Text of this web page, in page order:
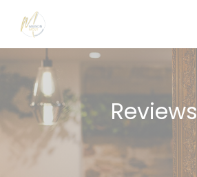
Cookies beheer paneel
Reviews